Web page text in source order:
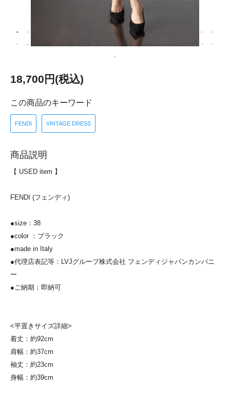
18,700円(税込)
この商品のキーワード
FENDI VINTAGE DRESS
商品説明
【 USED item 】
FENDI (フェンディ)
●size：38
●color ：ブラック
●made in Italy
●代理店表記等：LVJグループ株式会社 フェンディジャパンカンパニ
ー
●ご納期：即納可
<平置きサイズ詳細>
着丈：約92cm
肩幅：約37cm
袖丈：約23cm
身幅：約39cm